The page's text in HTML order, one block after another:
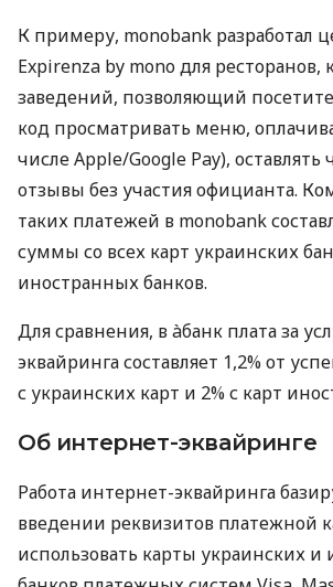
К примеру, monobank разработал
Expirenza by mono для ресторанов,
заведений, позволяющий
код просматривать меню,
числе Apple/Google Pay), оставлять
отзывы без участия официанта.
таких платежей в monobank
суммы со всех карт украинских
иностранных банков.
Для сравнения, в àбанк плата за
эквайринга составляет 1,2% от
с украинских карт и 2% с карт
Об интернет-эквайринге
Работа интернет-эквайринга
введении реквизитов платежной
использовать карты украинских